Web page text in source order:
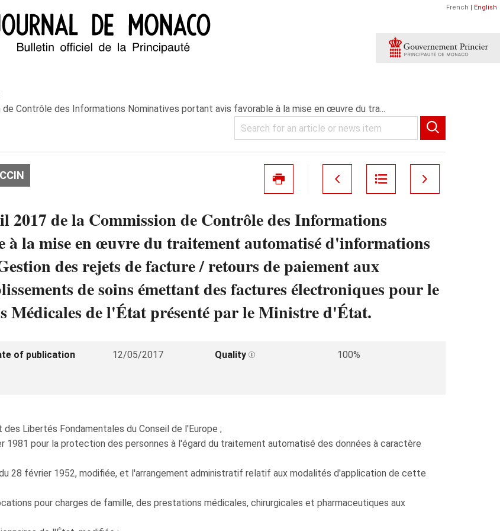
French | English
Contrôle des Informations Nominatives portant avis favorable à la mise en œuvre du tra...
2017 de la Commission de Contrôle des Informations
à la mise en œuvre du traitement automatisé d'informations
des rejets de facture / retours de paiement aux
de soins émettant des factures électroniques pour le
Médicales de l'État présenté par le Ministre d'État.
of publication 12/05/2017 Quality
100%
Libertés Fondamentales du Conseil de l'Europe ;
1981 pour la protection des personnes à l'égard du traitement automatisé des données à caractère
28 février 1952, modifiée, et l'arrangement administratif relatif aux modalités d'application de cette
pour charges de famille, des prestations médicales, chirurgicales et pharmaceutiques aux